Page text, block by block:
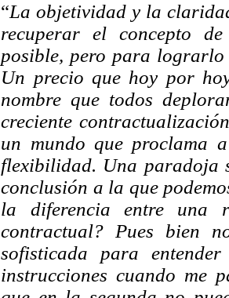
“La objetividad y la
recuperar el concepto
posible, pero para lograrlo
Un precio que hoy por
nombre que todos
creciente
un mundo que proclama
flexibilidad. Una paradoja
conclusión a la que
la diferencia entre una
contractual? Pues bien
sofisticada para
instrucciones cuando me